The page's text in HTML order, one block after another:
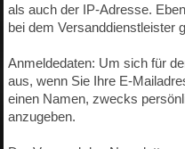
als auch der IP-Adresse.
bei dem Versanddienstleister
Anmeldedaten: Um sich für
aus, wenn Sie Ihre E-
einen Namen, zwecks
anzugeben.